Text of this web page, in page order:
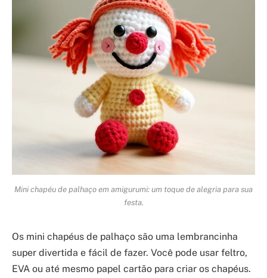
Mini chapéu de palhaço em amigurumi: um toque de alegria para sua
festa.
Os mini chapéus de palhaço são uma lembrancinha
super divertida e fácil de fazer. Você pode usar feltro,
EVA ou até mesmo papel cartão para criar os chapéus.